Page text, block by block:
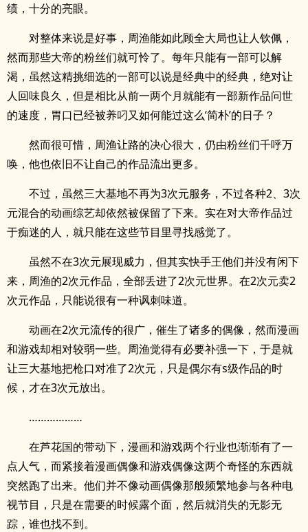
绩，十分的亮眼。
对整体来说是好事，周渔能如此顾全大局也让人钦佩，
然而那些大帝的粉丝们就可怜了。每年只能有一部可以解
渴，虽然这精挑细选的一部可以说是经典中的经典，绝对让
人回味良久，但是相比从前一两个月就能有一部新作品问世
的速度，胃口已经被养叼又如何能过这么‘简朴’的日子？
然而很可惜，周渔让路的决心很大，仍由粉丝们千呼万
唤，他也依旧不让自己的作品流出更多。
不过，虽然三大基地不再为3次元服务，不过各种2、3次
元混合的动画综艺却依然被保留了下来。实在对大帝作品过
于痴迷的人，就只能在这些节目里寻找感觉了。
虽然不在3次元展现威力，但其实快手王他们并没有闲下
来，周渔的2次元作品，全部丢进了2次元世界。在2次元卖2
次元作品，只能说很有一种讽刺味道。
动画在2次元流传的很广，催生了诸多的偶像，然而漫画
和游戏却相对较弱一些。周渔觉得有必要补强一下，于是就
让三大基地把枪口对准了2次元，只是偶尔有s级作品的时
候，才在3次元放出。
………………
在芦花国的带动下，漫画和游戏两个行业也渐渐有了一
点人气，而紧接着漫画偶像和游戏偶像这两个奇怪的东西就
突然跑了出来。他们并不像动画偶像那般频繁地参与各种电
视节目，只是在需要的时候露个面，然后就消失的无影无
踪，谁也找不到。